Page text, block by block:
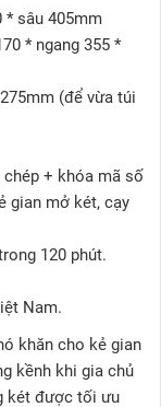
* sâu 405mm
* ngang 355 *
(để vừa túi
+ khóa mã số
gian mở két, cạy
120 phút.
Nam.
khăn cho kẻ gian
kềnh khi gia chủ
két được tối ưu